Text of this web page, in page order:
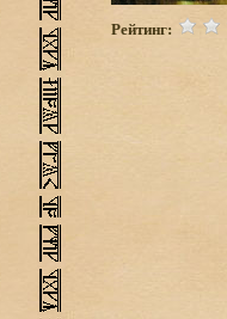
Рейтинг: